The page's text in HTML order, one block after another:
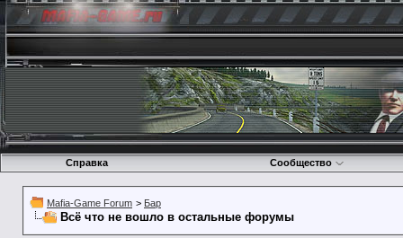
Справка Сообщество
Mafia-Game Forum > Бар
Всё что не вошло в остальные форумы